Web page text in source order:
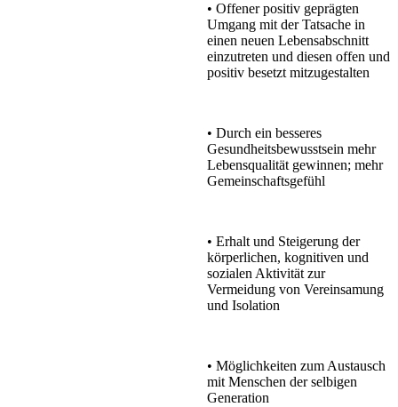
• Offener positiv geprägten
Umgang mit der Tatsache in
einen neuen Lebensabschnitt
einzutreten und diesen offen und
positiv besetzt mitzugestalten
• Durch ein besseres
Gesundheitsbewusstsein mehr
Lebensqualität gewinnen; mehr
Gemeinschaftsgefühl
• Erhalt und Steigerung der
körperlichen, kognitiven und
sozialen Aktivität zur
Vermeidung von Vereinsamung
und Isolation
• Möglichkeiten zum Austausch
mit Menschen der selbigen
Generation